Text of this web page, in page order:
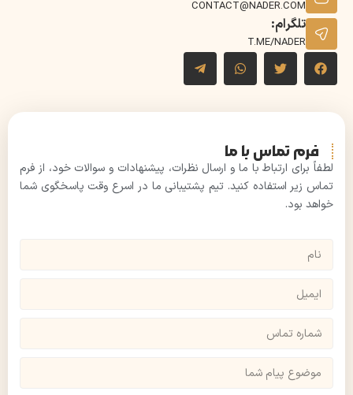
CONTACT@NADER.COM
تلگرام:
T.ME/NADER
فرم تماس با ما
لطفاً برای ارتباط با ما و ارسال نظرات، پیشنهادات و سوالات خود، از فرم
تماس زیر استفاده کنید. تیم پشتیبانی ما در اسرع وقت پاسخگوی شما
خواهد بود.